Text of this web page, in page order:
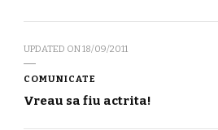
UPDATED ON18/09/2011
COMUNICATE
Vreau sa fiu actrita!